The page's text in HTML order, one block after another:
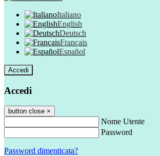
Italiano
English
Deutsch
Français
Español
Accedi
Accedi
button close ×
Nome Utente
Password
Password dimenticata?